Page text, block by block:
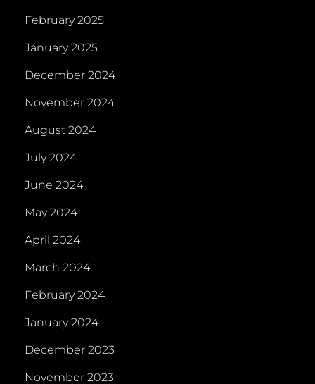
February 2025
January 2025
December 2024
November 2024
August 2024
July 2024
June 2024
May 2024
April 2024
March 2024
February 2024
January 2024
December 2023
November 2023